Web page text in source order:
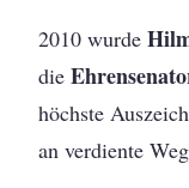
2010 wurde
die
höchste
an verdiente